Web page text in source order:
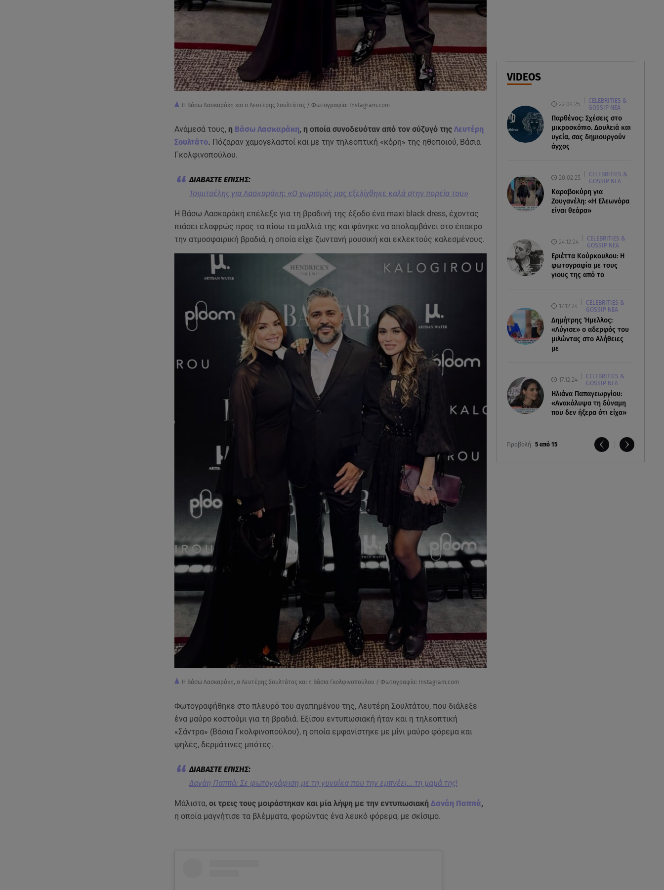
Χανιά: Φίδι δάγκωσε 13χρονο σε
παραλία
VIDEOS
22.04.25
CELEBRITIES &
GOSSIP ΝΕΑ
Παρθένος: Σχέσεις στο
μικροσκόπιο. Δουλειά και
υγεία, σας δημιουργούν
άγχος
20.02.25
CELEBRITIES &
GOSSIP ΝΕΑ
Καραβοκύρη για
Ζουγανέλη: «Η Ελεωνόρα
είναι θεάρα»
24.12.24
CELEBRITIES &
GOSSIP ΝΕΑ
Εριέττα Κούρκουλου: Η
φωτογραφία με τους
γιους της από το
17.12.24
CELEBRITIES &
GOSSIP ΝΕΑ
Δημήτρης Ήμελλος:
«Λύγισε» ο αδερφός του
μιλώντας στο Αλήθειες
με
17.12.24
CELEBRITIES &
GOSSIP ΝΕΑ
Ηλιάνα Παπαγεωργίου:
«Ανακάλυψα τη δύναμη
που δεν ήξερα ότι είχα»
Προβολή 5 από 15
Η Βάσω Λασκαράκη και ο Λευτέρης Σουλτάτος / Φωτογραφία: Instagram.com
Ανάμεσά τους, η Βάσω Λασκαράκη, η οποία συνοδευόταν από τον σύζυγό της Λευτέρη
Σουλτάτο. Πόζαραν χαμογελαστοί και με την τηλεοπτική «κόρη» της ηθοποιού, Βάσια
Γκολφινοπούλου.
Τσιμιτσέλης για Λασκαράκη: «Ο χωρισμός μας εξελίχθηκε καλά στην πορεία του»
Η Βάσω Λασκαράκη επέλεξε για τη βραδινή της έξοδο ένα maxi black dress, έχοντας
πιάσει ελαφρώς προς τα πίσω τα μαλλιά της και φάνηκε να απολαμβάνει στο έπακρο
την ατμοσφαιρική βραδιά, η οποία είχε ζωντανή μουσική και εκλεκτούς καλεσμένους.
Η Βάσω Λασκαράκη, ο Λευτέρης Σουλτάτος και η Βάσια Γκολφινοπούλου / Φωτογραφία: Instagram.com
Φωτογραφήθηκε στο πλευρό του αγαπημένου της, Λευτέρη Σουλτάτου, που διάλεξε
ένα μαύρο κοστούμι για τη βραδιά. Εξίσου εντυπωσιακή ήταν και η τηλεοπτική
«Σάντρα» (Βάσια Γκολφινοπούλου), η οποία εμφανίστηκε με μίνι μαύρο φόρεμα και
ψηλές, δερμάτινες μπότες.
Δανάη Παππά: Σε φωτογράφιση με τη γυναίκα που την εμπνέει... τη μαμά της!
Μάλιστα,οι τρεις τους μοιράστηκαν και μία λήψη με την εντυπωσιακή Δανάη Παππά,
η οποία μαγνήτισε τα βλέμματα, φορώντας ένα λευκό φόρεμα, με σκίσιμο.